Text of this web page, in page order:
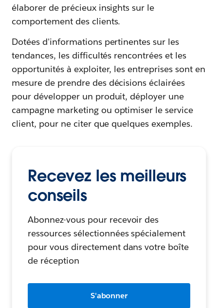
élaborer de précieux insights sur le
comportement des clients.
Dotées d'informations pertinentes sur les
tendances, les difficultés rencontrées et les
opportunités à exploiter, les entreprises sont en
mesure de prendre des décisions éclairées
pour développer un produit, déployer une
campagne marketing ou optimiser le service
client, pour ne citer que quelques exemples.
Recevez les meilleurs
conseils
Abonnez-vous pour recevoir des
ressources sélectionnées spécialement
pour vous directement dans votre boîte
de réception
S'abonner